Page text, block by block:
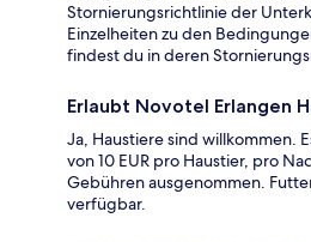
Stornierungsrichtlinie der
Einzelheiten zu den
findest du in deren
Erlaubt Novotel Erlangen
Ja, Haustiere sind willkommen.
von 10 EUR pro Haustier, pro
Gebühren ausgenommen.
verfügbar.